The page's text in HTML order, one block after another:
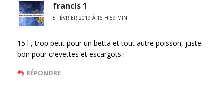
francis 1
5 FÉVRIER 2019 À 16 H 59 MIN
15 l , trop petit pour un betta et tout autre poisson, juste
bon pour crevettes et escargots !
RÉPONDRE